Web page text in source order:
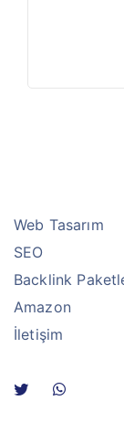
Web Tasarım
SEO
Backlink
Amazon
İletişim